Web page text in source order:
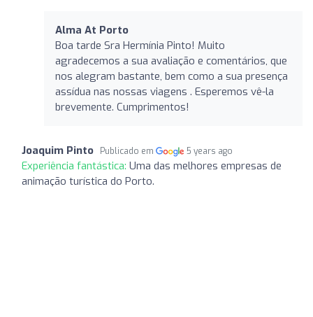
Alma At Porto
Boa tarde Sra Hermínia Pinto! Muito
agradecemos a sua avaliação e comentários, que
nos alegram bastante, bem como a sua presença
assídua nas nossas viagens . Esperemos vê-la
brevemente. Cumprimentos!
Joaquim Pinto Publicado em 5 years ago
Experiência fantástica: Uma das melhores empresas de
animação turística do Porto.